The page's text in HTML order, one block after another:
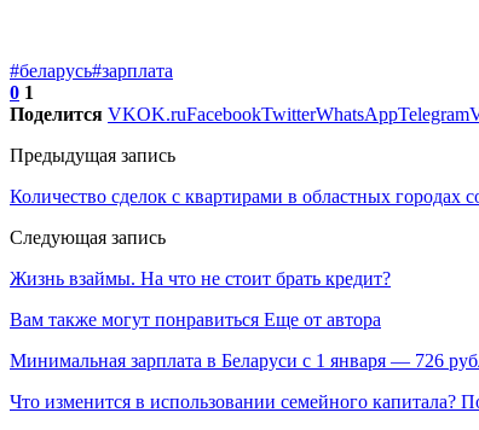
#беларусь#зарплата
0 1
Поделится VKOK.ruFacebookTwitterWhatsAppTelegram
Предыдущая запись
Количество сделок с квартирами в областных городах
Следующая запись
Жизнь взаймы. На что не стоит брать кредит?
Вам также могут понравиться Еще от автора
Минимальная зарплата в Беларуси с 1 января — 726
Что изменится в использовании семейного капитала?